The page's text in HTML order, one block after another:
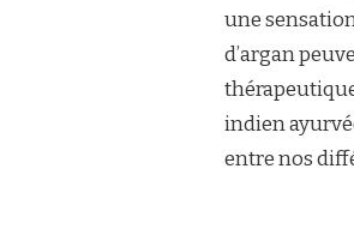
une
d’argan
indien
entre nos